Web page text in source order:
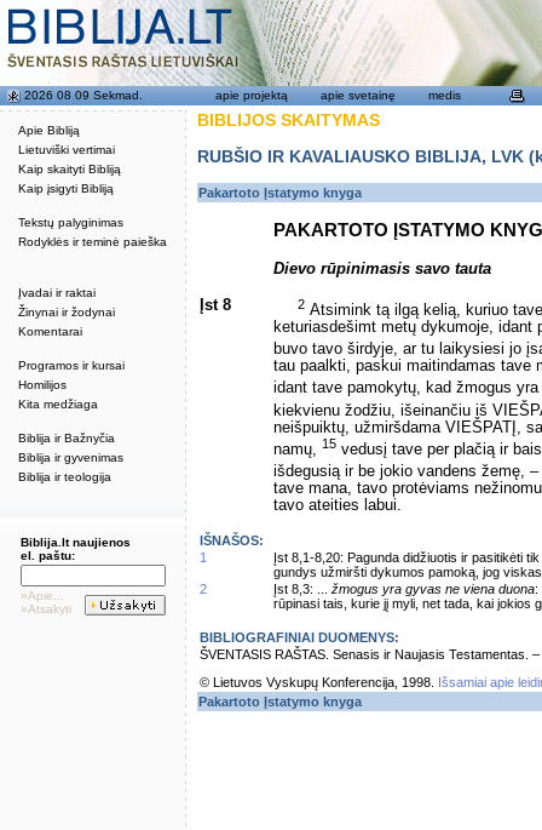
Apie Bibliją
Lietuviški vertimai
Kaip skaityti Bibliją
Kaip įsigyti Bibliją
Tekstų palyginimas
Rodyklės ir teminė paieška
Įvadai ir raktai
Žinynai ir žodynai
Komentarai
Programos ir kursai
Homilijos
Kita medžiaga
Biblija ir Bažnyčia
Biblija ir gyvenimas
Biblija ir teologija
2026 08 09 Sekmad. apie projektą apie svetainę medis
Biblija.lt naujienos
el. paštu:
»Apie...
»Atsakyti
BIBLIJOS SKAITYMAS
RUBŠIO IR KAVALIAUSKO BIBLIJA,
Pakartoto Įstatymo knyga
PAKARTOTO ĮSTATYMO
Dievo rūpinimasis savo tauta
Įst 8 2 Atsimink tą ilgą kelią, kuriuo
keturiasdešimt metų dykumoje, idant
buvo tavo širdyje, ar tu laikysiesi jo
tau paalkti, paskui maitindamas tave
idant tave pamokytų, kad žmogus
kiekvienu žodžiu, išeinančiu iš
neišpuiktų, užmiršdama VIEŠPATĮ,
namų, 15 vedusį tave per plačią ir
išdegusią ir be jokio vandens žemę,
tave mana, tavo protėviams
tavo ateities labui.
IŠNAŠOS:
1
Įst 8,1-8,20: Pagunda didžiuotis ir pasitikėti
gundys užmiršti dykumos pamoką, jog
2
Įst 8,3: ... žmogus yra gyvas ne viena duona:
rūpinasi tais, kurie jį myli, net tada, kai jokios
BIBLIOGRAFINIAI DUOMENYS:
ŠVENTASIS RAŠTAS. Senasis ir Naujasis Testamentas.
© Lietuvos Vyskupų Konferencija, 1998.
Išsamiai apie
Pakartoto Įstatymo knyga